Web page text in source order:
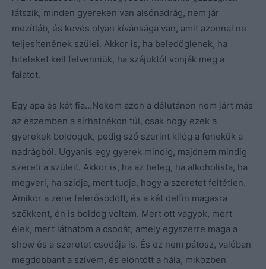
látszik, minden gyereken van alsónadrág, nem jár
mezítláb, és kevés olyan kívánsága van, amit azonnal ne
teljesítenének szülei. Akkor is, ha beledöglenek, ha
hiteleket kell felvenniük, ha szájuktól vonják meg a
falatot.
Egy apa és két fia…Nekem azon a délutánon nem járt más
az eszemben a sírhatnékon túl, csak hogy ezek a
gyerekek boldogok, pedig szó szerint kilóg a fenekük a
nadrágból. Ugyanis egy gyerek mindig, majdnem mindig
szereti a szüleit. Akkor is, ha az beteg, ha alkoholista, ha
megveri, ha szidja, mert tudja, hogy a szeretet feltétlen.
Amikor a zene felerősödött, és a két delfin magasra
szökkent, én is boldog voltam. Mert ott vagyok, mert
élek, mert láthatom a csodát, amely egyszerre maga a
show és a szeretet csodája is. És ez nem pátosz, valóban
megdobbant a szívem, és elöntött a hála, miközben